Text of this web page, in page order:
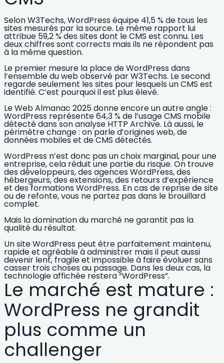
Selon W3Techs, WordPress équipe 41,5 % de tous les
sites mesurés par la source. Le même rapport lui
attribue 59,2 % des sites dont le CMS est connu. Les
deux chiffres sont corrects mais ils ne répondent pas
à la même question.
Le premier mesure la place de WordPress dans
l’ensemble du web observé par W3Techs. Le second
regarde seulement les sites pour lesquels un CMS est
identifié. C’est pourquoi il est plus élevé.
Le Web Almanac 2025 donne encore un autre angle :
WordPress représente64,3 % de l’usage CMS mobile
détectédans son analyse HTTP Archive. Là aussi, le
périmètre change : on parle d’origines web, de
données mobiles et de CMS détectés.
WordPress n’est donc pas un choix marginal, pour une
entreprise, cela réduit une partie du risque. On trouve
des développeurs, des agences WordPress, des
hébergeurs, des extensions, des retours d’expérience
et desformations WordPress. En cas de reprise de site
ou de refonte, vous ne partez pas dans le brouillard
complet.
Mais la domination du marché ne garantit pas la
qualité du résultat.
Un site WordPress peut être parfaitement maintenu,
rapide et agréable à administrer mais il peut aussi
devenir lent, fragile et impossible à faire évoluer sans
casser trois choses au passage. Dans les deux cas, la
technologie affichée restera “WordPress”.
Le marché est mature :
WordPress ne grandit
plus comme un
challenger